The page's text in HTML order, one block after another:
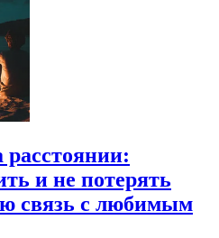
и не потерять
связь с любимым